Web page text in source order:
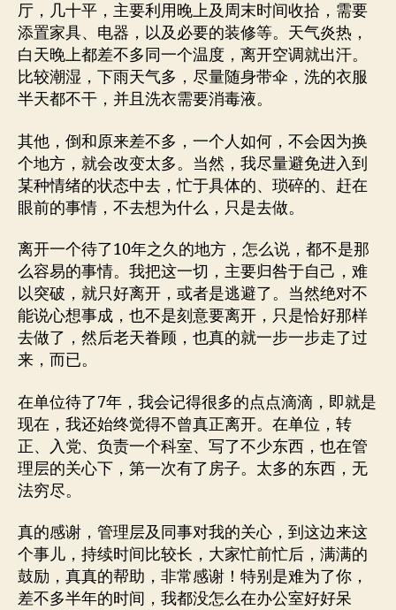
厅，几十平，主要利用晚上及周末时间收拾，需要
添置家具、电器，以及必要的装修等。天气炎热，
白天晚上都差不多同一个温度，离开空调就出汗。
比较潮湿，下雨天气多，尽量随身带伞，洗的衣服
半天都不干，并且洗衣需要消毒液。
其他，倒和原来差不多，一个人如何，不会因为换
个地方，就会改变太多。当然，我尽量避免进入到
某种情绪的状态中去，忙于具体的、琐碎的、赶在
眼前的事情，不去想为什么，只是去做。
离开一个待了10年之久的地方，怎么说，都不是那
么容易的事情。我把这一切，主要归咎于自己，难
以突破，就只好离开，或者是逃避了。当然绝对不
能说心想事成，也不是刻意要离开，只是恰好那样
去做了，然后老天眷顾，也真的就一步一步走了过
来，而已。
在单位待了7年，我会记得很多的点点滴滴，即就是
现在，我还始终觉得不曾真正离开。在单位，转
正、入党、负责一个科室、写了不少东西，也在管
理层的关心下，第一次有了房子。太多的东西，无
法穷尽。
真的感谢，管理层及同事对我的关心，到这边来这
个事儿，持续时间比较长，大家忙前忙后，满满的
鼓励，真真的帮助，非常感谢！特别是难为了你，
差不多半年的时间，我都没怎么在办公室好好呆